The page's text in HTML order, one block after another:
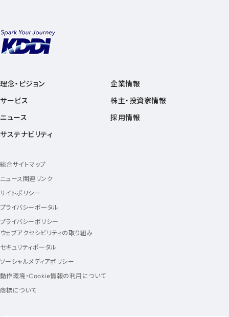
理念・ビジョン
サービス
ニュース
サステナビリティ
企業情報
株主・投資家情報
採用情報
総合サイトマップ
ニュース関連リンク
サイトポリシー
プライバシーポータル
プライバシーポリシー
ウェブアクセシビリティの取り組み
セキュリティポータル
ソーシャルメディアポリシー
動作環境・Cookie情報の利用について
商標について